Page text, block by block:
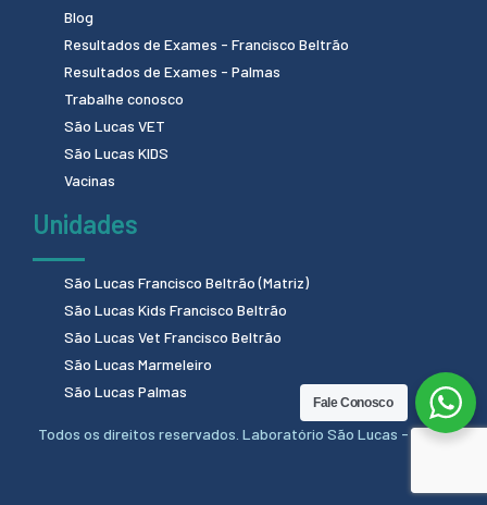
Blog
Resultados de Exames - Francisco Beltrão
Resultados de Exames - Palmas
Trabalhe conosco
São Lucas VET
São Lucas KIDS
Vacinas
Unidades
São Lucas Francisco Beltrão (Matriz)
São Lucas Kids Francisco Beltrão
São Lucas Vet Francisco Beltrão
São Lucas Marmeleiro
São Lucas Palmas
Todos os direitos reservados. Laboratório São Lucas - 2024.
Fale Conosco